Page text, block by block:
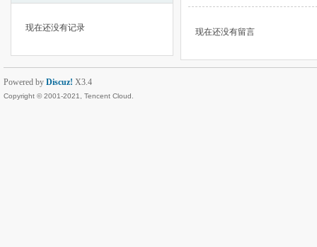
现在还没有记录 现在还没有留言
Powered by Discuz! X3.4
Copyright © 2001-2021, Tencent Cloud.